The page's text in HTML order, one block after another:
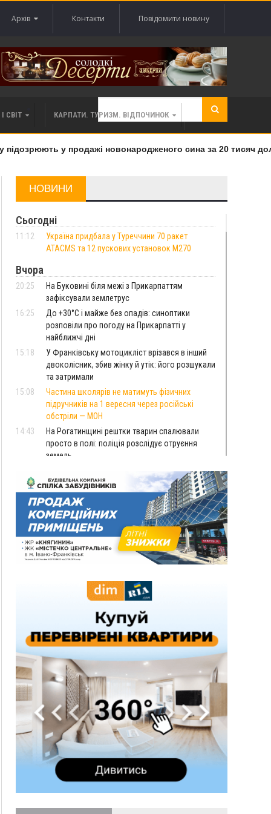
Архів Контакти Повідомити новину
СВІТ КАРПАТИ. ТУРИЗМ. ВІДПОЧИНОК
у продажі новонародженого сина за 20 тисяч
НОВИНИ
Сьогодні
11:12
Україна придбала у Туреччини 70 ракет
ATACMS та 12 пускових установок M270
Вчора
20:25
На Буковині біля межі з Прикарпаттям
зафіксували землетрус
16:25
До +30°C і майже без опадів: синоптики
розповіли про погоду на Прикарпатті у
найближчі дні
15:18
У Франківську мотоцикліст врізався в інший
двоколісник, збив жінку й утік: його розшукали
та затримали
15:08
Частина школярів не матимуть фізичних
підручників на 1 вересня через російські
обстріли — МОН
14:43
На Рогатинщині рештки тварин спалювали
просто в полі: поліція розслідує отруєння
земель
Пірс, ігровий майданчик і зона для пікніків:
оголосили тендер на 7 мільйонів на
благоустрій Німецького озера
12:14
У Калуші на озері в міському парку масово
загинули качки та риба
11:18
Майстра лісу з Верховинщини оштрафували на
600 тисяч за переправлення чоловіків до
Румунії
вимкнення світла
За змову на тендері для Долинської лікарні
двох підприємців оштрафували на 272 тисячі
10:09
Яремчанський суд виніс вирок чоловіку, який
у Буковелі вкрав із супермаркету пляшку віскі
за 8,5 тисяч
09:53
В урочищі біля Галича археологи відкопали
давньоруську вагову гирку XII–XIII століть
У Франківську медики провели серію
складних операцій на аорті
07 Серпня
ФОТО У Богородчанах на "зебрі" водій Audi
наїхав на хлопчика з велосипедом